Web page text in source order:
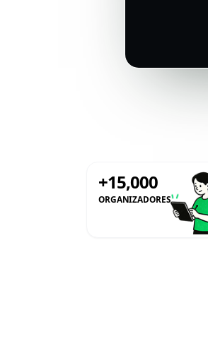
+15,000
ORGANIZADORES